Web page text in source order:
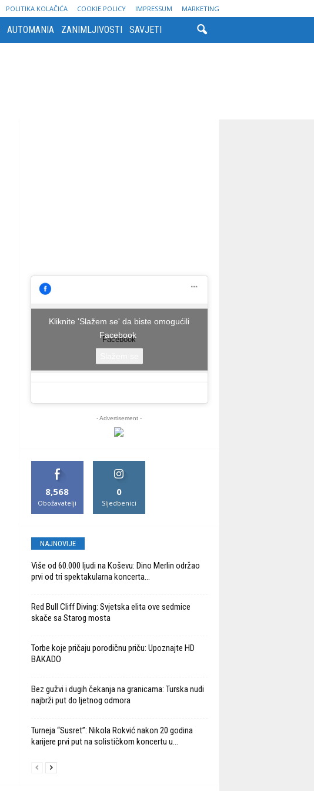
POLITIKA KOLAČIĆA COOKIE POLICY IMPRESSUM MARKETING
AUTOMANIA ZANIMLJIVOSTI SAVJETI
Facebook
Kliknite 'Slažem se' da biste omogućili
Facebook
- Advertisement -
8,568
Obožavatelji
0
Sljedbenici
NAJNOVIJE
Više od 60.000 ljudi na Koševu: Dino Merlin održao
prvi od tri spektakularna koncerta...
Red Bull Cliff Diving: Svjetska elita ove sedmice
skače sa Starog mosta
Torbe koje pričaju porodičnu priču: Upoznajte HD
BAKADO
Bez gužvi i dugih čekanja na granicama: Turska nudi
najbrži put do ljetnog odmora
Turneja “Susret”: Nikola Rokvić nakon 20 godina
karijere prvi put na solističkom koncertu u...